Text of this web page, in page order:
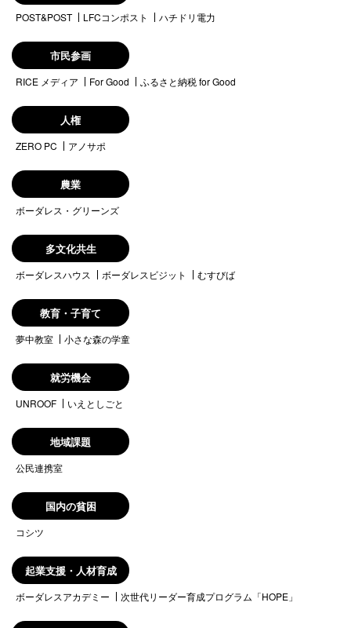
【禁止事項】
利用者は、いえとしごとにおいて以下の行為をすることはで
きません。
虚偽の情報を登録し、提供する行為
第三者の著作権、商標権、プライバシー権、肖像権等すべて
の法的権利を侵害する行為
犯罪的行為に結びつく行為
反社会的活動に関する行為
法令、公序良俗に反する行為、またはそのおそれのある行為
いえとしごとで得た情報を利用しての営利を目的とした情報
いえとしごとの運営の妨げとなる一切の行為
【検索結果の内容】
いえとしごとは、ホームページ内に掲載された求人情報を自
動的に検索し、結果を作成しております。いえとしごとは、
検索結果として表示される内容に関して、カテゴリ分類目的
以外の内容確認をおこなっておりません。検索結果として表
示される情報の正確さ、信頼性、完全性、合法性、道徳性、
著作権の許諾などについていえとしごとは一切の責任を負い
ません。
【著作権】
いえとしごとのレイアウト、デザインおよび構造に関する著
作権はRelight株式会社に帰属します。いえとしごとのホーム
リフォーマットして表示することは禁じられています。
【その他】
ユーザーのみなさまといえとしごとの関係につきましては、
日本国法が適用されるものとします。万一、ユーザーのみな
さまといえとしごととの間に訴訟の必要が生じた場合には、
POST&POST LFCコンポスト ハチドリ電力
市民参画
RICE メディア For Good ふるさと納税 for Good
人権
ZERO PC アノサポ
農業
ボーダレス・グリーンズ
多文化共生
ボーダレスハウス ボーダレスビジット むすびば
教育・子育て
夢中教室 小さな森の学童
就労機会
UNROOF いえとしごと
地域課題
公民連携室
国内の貧困
コシツ
起業支援・人材育成
ボーダレスアカデミー 次世代リーダー育成プログラム「HOPE」